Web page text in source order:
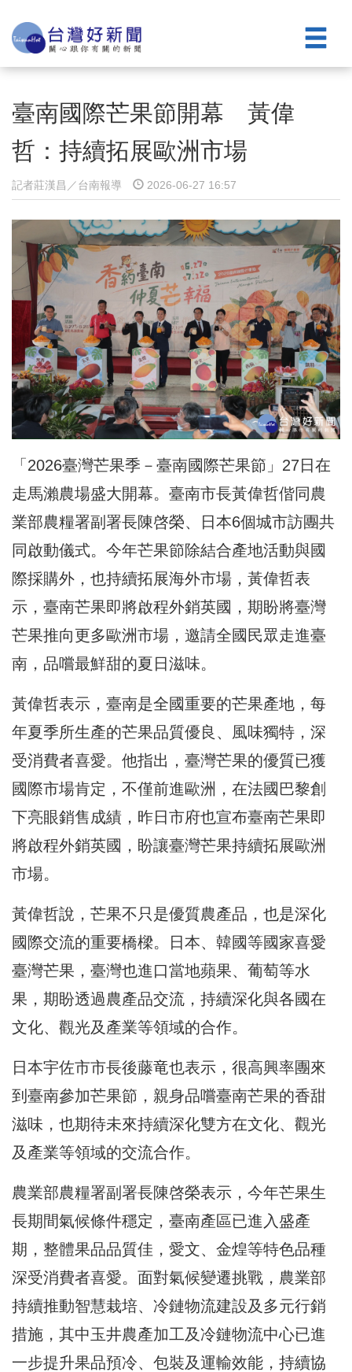
臺南國際芒果節開幕 黃偉
哲：持續拓展歐洲市場
記者莊漢昌／台南報導 2026-06-27 16:57
「2026臺灣芒果季－臺南國際芒果節」27日在
走馬瀨農場盛大開幕。臺南市長黃偉哲偕同農
業部農糧署副署長陳啓榮、日本6個城市訪團共
同啟動儀式。今年芒果節除結合產地活動與國
際採購外，也持續拓展海外市場，黃偉哲表
示，臺南芒果即將啟程外銷英國，期盼將臺灣
芒果推向更多歐洲市場，邀請全國民眾走進臺
南，品嚐最鮮甜的夏日滋味。
黃偉哲表示，臺南是全國重要的芒果產地，每
年夏季所生產的芒果品質優良、風味獨特，深
受消費者喜愛。他指出，臺灣芒果的優質已獲
國際市場肯定，不僅前進歐洲，在法國巴黎創
下亮眼銷售成績，昨日市府也宣布臺南芒果即
將啟程外銷英國，盼讓臺灣芒果持續拓展歐洲
市場。
黃偉哲說，芒果不只是優質農產品，也是深化
國際交流的重要橋樑。日本、韓國等國家喜愛
臺灣芒果，臺灣也進口當地蘋果、葡萄等水
果，期盼透過農產品交流，持續深化與各國在
文化、觀光及產業等領域的合作。
日本宇佐市市長後藤竜也表示，很高興率團來
到臺南參加芒果節，親身品嚐臺南芒果的香甜
滋味，也期待未來持續深化雙方在文化、觀光
及產業等領域的交流合作。
農業部農糧署副署長陳啓榮表示，今年芒果生
長期間氣候條件穩定，臺南產區已進入盛產
期，整體果品品質佳，愛文、金煌等特色品種
深受消費者喜愛。面對氣候變遷挑戰，農業部
持續推動智慧栽培、冷鏈物流建設及多元行銷
措施，其中玉井農產加工及冷鏈物流中心已進
一步提升果品預冷、包裝及運輸效能，持續協